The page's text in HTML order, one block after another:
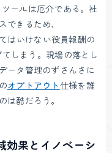
ールは厄介である。社
きるため、
はいけない役員報酬の
しまう。現場の落とし
ータ管理のずさんさに
オプトアウト仕様を誰
酷だろう。
効果とイノベーシ